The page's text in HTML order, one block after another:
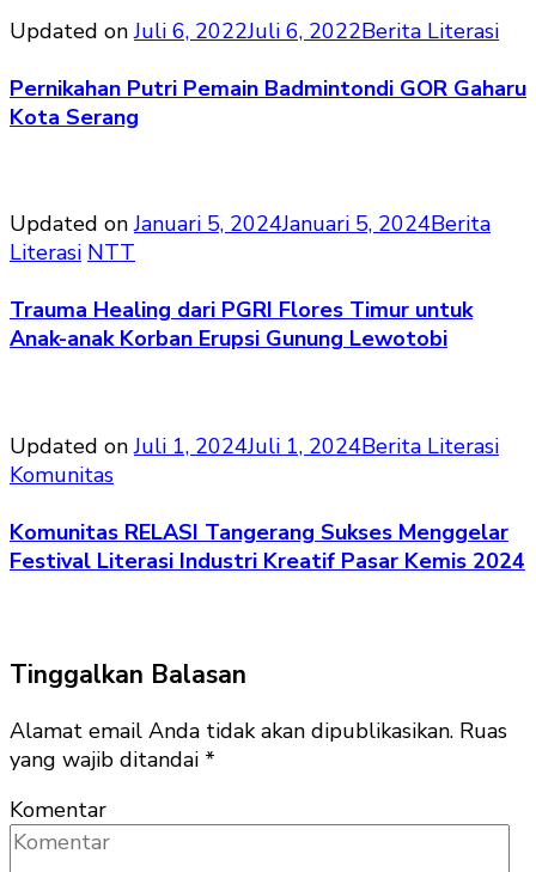
Updated onJuli 6, 2022Juli 6, 2022Berita Literasi
Pernikahan Putri Pemain Badmintondi GOR Gaharu
Kota Serang
Updated onJanuari 5, 2024Januari 5, 2024Berita
Literasi NTT
Trauma Healing dari PGRI Flores Timur untuk
Anak-anak Korban Erupsi Gunung Lewotobi
Updated onJuli 1, 2024Juli 1, 2024Berita Literasi
Komunitas
Komunitas RELASI Tangerang Sukses Menggelar
Festival Literasi Industri Kreatif Pasar Kemis 2024
Tinggalkan Balasan
Alamat email Anda tidak akan dipublikasikan. Ruas
yang wajib ditandai *
Komentar